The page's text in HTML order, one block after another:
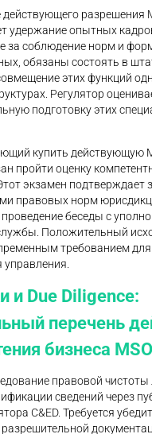
разрешения
удержание опытных
за соблюдение норм и
обязаны состоять в
этих функций
Регулятор
подготовку этих
купить действующую
пройти оценку
экзамен подтверждает
правовых норм
проведение беседы с
Положительный
требованием
и Due Diligence:
перечень
бизнеса
правовой чистоты
сведений через
C&ED. Требуется